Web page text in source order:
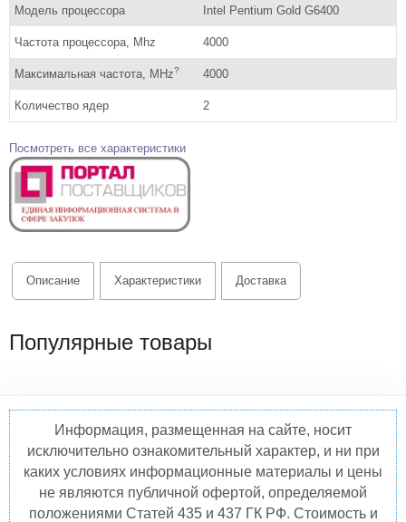
Модель процессора Intel Pentium Gold G6400
Частота процессора, Mhz 4000
Максимальная частота, MHz? 4000
Количество ядер 2
Посмотреть все характеристики
Описание Характеристики Доставка
Популярные товары
Информация, размещенная на сайте, носит
исключительно ознакомительный характер, и ни при
каких условиях информационные материалы и цены
не являются публичной офертой, определяемой
положениями Статей 435 и 437 ГК РФ. Стоимость и